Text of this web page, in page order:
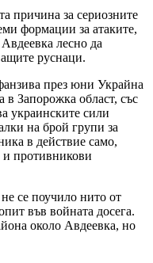
причина за сериозните
формации за атаките,
лесно да
руснаци.
през юни Украйна
Запорожка област, със
украинските сили
на брой групи за
в действие само,
и противникови
се поучило нито от
във войната досега.
около Авдеевка, но